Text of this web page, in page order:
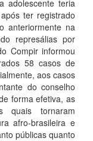
adolescente teria
ter registrado
anteriormente na
represálias por
Compir informou
58 casos de
aos casos
do conselho
forma efetiva, as
quais tornaram
afro-brasileira e
públicas quanto